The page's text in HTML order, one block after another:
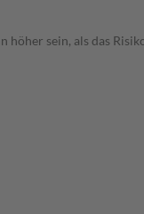
sein, als das